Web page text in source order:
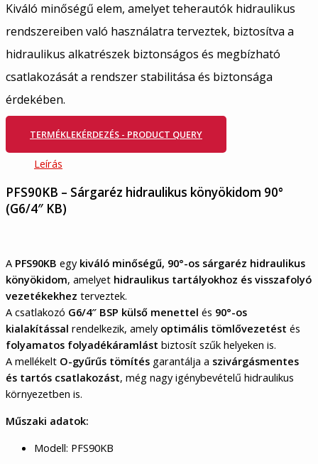
Kiváló minőségű elem, amelyet teherautók hidraulikus
rendszereiben való használatra terveztek, biztosítva a
hidraulikus alkatrészek biztonságos és megbízható
csatlakozását a rendszer stabilitása és biztonsága
érdekében.
TERMÉKLEKÉRDEZÉS - PRODUCT QUERY
Leírás
PFS90KB – Sárgaréz hidraulikus könyökidom 90°
(G6/4″ KB)
A PFS90KB egy kiváló minőségű, 90°-os sárgaréz hidraulikus
könyökidom, amelyet hidraulikus tartályokhoz és visszafolyó
vezetékekhez terveztek.
A csatlakozó G6/4″ BSP külső menettel és 90°-os
kialakítással rendelkezik, amely optimális tömlővezetést és
folyamatos folyadékáramlást biztosít szűk helyeken is.
A mellékelt O-gyűrűs tömítés garantálja a szivárgásmentes
és tartós csatlakozást, még nagy igénybevételű hidraulikus
környezetben is.
Műszaki adatok:
Modell: PFS90KB